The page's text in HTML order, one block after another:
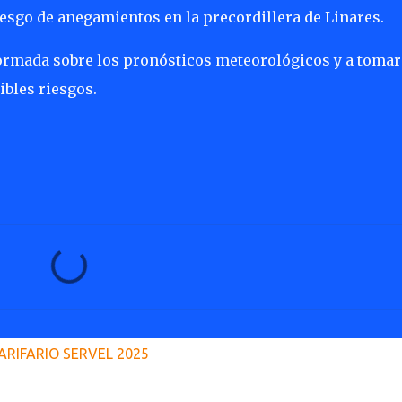
de anegamientos en la precordillera de Linares.
sobre los pronósticos meteorológicos y a
riesgos.
SERVEL 2025